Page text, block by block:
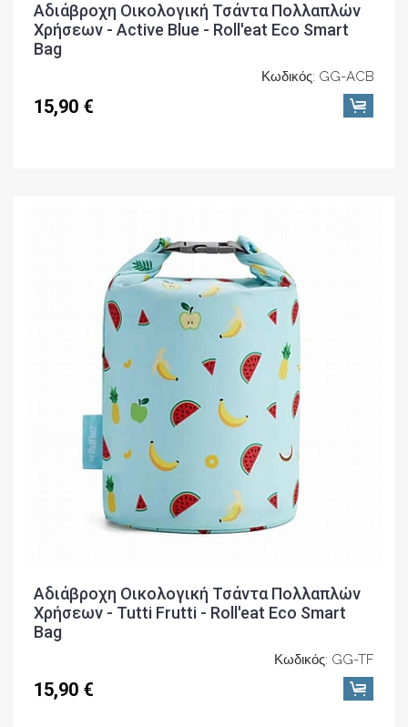
Αδιάβροχη Οικολογική Τσάντα Πολλαπλών
Χρήσεων - Active Blue - Roll'eat Eco Smart
Bag
Κωδικός: GG-ACB
15,90 €
Αδιάβροχη Οικολογική Τσάντα Πολλαπλών
Χρήσεων - Tutti Frutti - Roll'eat Eco Smart
Bag
Κωδικός: GG-TF
15,90 €